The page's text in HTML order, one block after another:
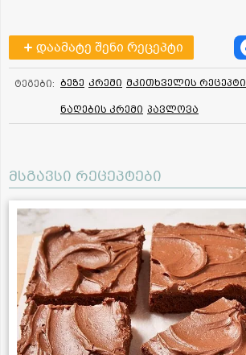
დაამატე შენი რეცეპტი
ტეგები: ბეზე კრემი მკითხველის რეცეპტი
ნაღების კრემი პავლოვა
მსგავსი რეცეპტები